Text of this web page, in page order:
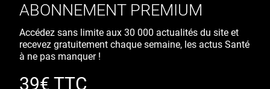
ABONNEMENT PREMIUM
Accédez sans limite aux 30 000 actualités du site et
recevez gratuitement chaque semaine, les actus Santé
à ne pas manquer !
39€ TTC